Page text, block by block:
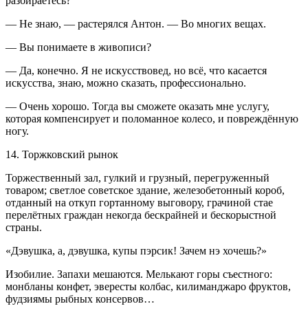
— Не знаю, — растерялся Антон. — Во многих вещах.
— Вы понимаете в живописи?
— Да, конечно. Я не искусствовед, но всё, что касается
искусства, знаю, можно сказать, профессионально.
— Очень хорошо. Тогда вы сможете оказать мне услугу,
которая компенсирует и поломанное колесо, и повреждённую
ногу.
14. Торжковский рынок
Торжественный зал, гулкий и грузный, перегруженный
товаром; светлое советское здание, железобетонный короб,
отданный на откуп гортанному выговору, грачиной стае
перелётных граждан некогда бескрайней и бескорыстной
страны.
«Дэвушка, а, дэвушка, купы пэрсик! Зачем нэ хочешь?»
Изобилие. Запахи мешаются. Мелькают горы съестного:
монбланы конфет, эвересты колбас, килиманджаро фруктов,
фудзиямы рыбных консервов…